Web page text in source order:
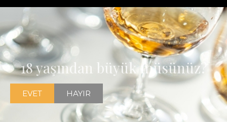
18 yaşından büyük müsünüz?
EVET HAYIR